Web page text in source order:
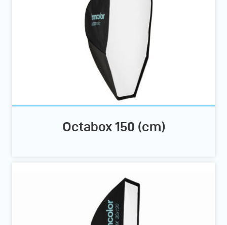
Octabox 150 (cm)